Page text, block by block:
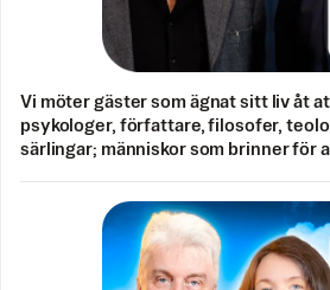
Vi möter gäster som ägnat sitt liv åt
psykologer, författare, filosofer,
särlingar; människor som brinner för